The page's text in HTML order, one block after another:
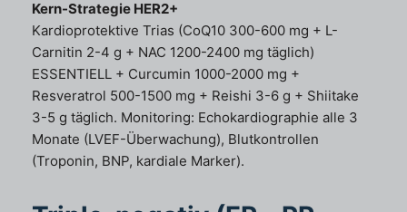
Kern-Strategie HER2+
Kardioprotektive Trias (CoQ10 300-600 mg + L-
Carnitin 2-4 g + NAC 1200-2400 mg täglich)
ESSENTIELL + Curcumin 1000-2000 mg +
Resveratrol 500-1500 mg + Reishi 3-6 g + Shiitake
3-5 g täglich. Monitoring: Echokardiographie alle 3
Monate (LVEF-Überwachung), Blutkontrollen
(Troponin, BNP, kardiale Marker).